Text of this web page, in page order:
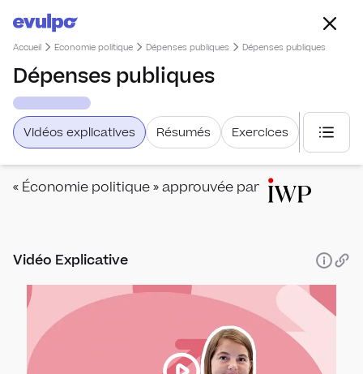
Accueil Economie politique Dépenses publiques Dépenses publiques
Dépenses publiques
Vidéos explicatives Résumés Exercices
« Économie politique » approuvée par
Vidéo Explicative